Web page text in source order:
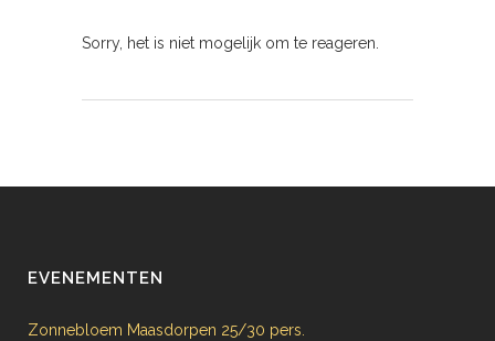
Sorry, het is niet mogelijk om te reageren.
EVENEMENTEN
Zonnebloem Maasdorpen 25/30 pers.